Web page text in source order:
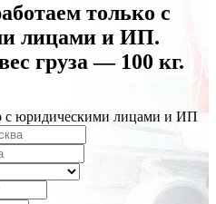
только с
лицами и ИП.
груза — 100 кг.
юридическими лицами и ИП